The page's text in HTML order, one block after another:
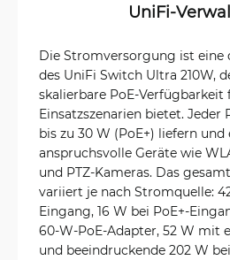
UniFi-
Die Stromversorgung ist eine
des UniFi Switch Ultra 210W,
skalierbare PoE-Verfügbarkeit
Einsatzszenarien bietet. Jeder
bis zu 30 W (PoE+) liefern
anspruchsvolle Geräte wie
und PTZ-Kameras. Das
variiert je nach Stromquelle:
Eingang, 16 W bei PoE+-
60-W-PoE-Adapter, 52 W mit
und beeindruckende 202 W